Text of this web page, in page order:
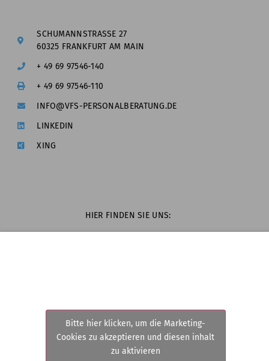
SCHUMANNSTRASSE 27
60325 FRANKFURT AM MAIN
+ 49 69 97546-140
+ 49 69 97546-110
INFO@VFS-PERSONALBERATUNG.DE
LINKEDIN
XING
HIER FINDEN SIE UNS:
Bitte hier klicken, um die Marketing-
Cookies zu akzeptieren und diesen inhalt
zu aktivieren